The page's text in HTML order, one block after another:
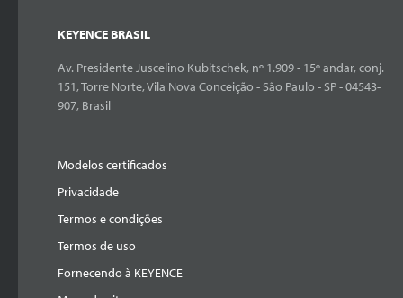
KEYENCE BRASIL
Av. Presidente Juscelino Kubitschek, nº 1.909 - 15º andar, conj.
151, Torre Norte, Vila Nova Conceição - São Paulo - SP - 04543-
907, Brasil
Modelos certificados
Privacidade
Termos e condições
Termos de uso
Fornecendo à KEYENCE